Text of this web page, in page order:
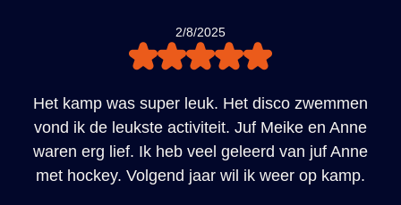
2/8/2025
Het kamp was super leuk. Het disco zwemmen
vond ik de leukste activiteit. Juf Meike en Anne
waren erg lief. Ik heb veel geleerd van juf Anne
met hockey. Volgend jaar wil ik weer op kamp.